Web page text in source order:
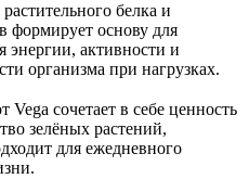
белка и
формирует основу для
энергии, активности и
организма при нагрузках.
Vega сочетает в себе ценность
зелёных растений,
для ежедневного